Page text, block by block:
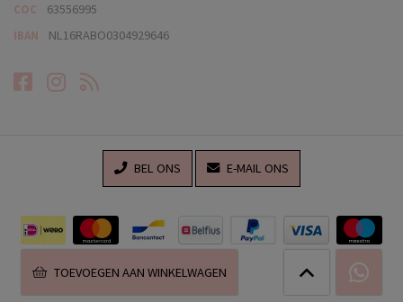
TOEVOEGEN AAN WINKELWAGEN
COC 63556995
IBAN NL16RABO0304929646
Facebook
Instagram
RSS-feed
BEL ONS E-MAIL ONS